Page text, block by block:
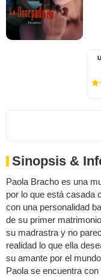
Sinopsis &
Paola Bracho es una
por lo que está casada
con una personalidad
de su primer
su madrastra y no
realidad lo que ella
su amante por el
Paola se encuentra